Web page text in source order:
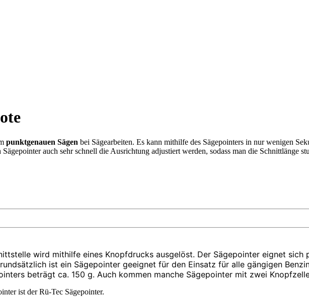
punktgenauen Sägen bei Sägearbeiten. Es kann mithilfe des Sägepointers in nur wenigen
auch sehr schnell die Ausrichtung adjustiert werden, sodass man die Schnittlänge
wird mithilfe eines Knopfdrucks ausgelöst. Der Sägepointer eignet
ist ein Sägepointer geeignet für den Einsatz für alle gängigen
beträgt ca. 150 g. Auch kommen manche Sägepointer mit zwei
ist der Rü-Tec Sägepointer.